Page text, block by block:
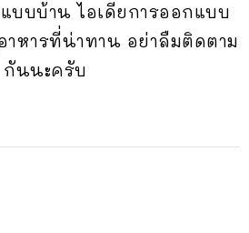
แบบบ้าน ไอเดียการออกแบบ
าหารที่น่าทาน อย่าลืมติดตาม
กันนะครับ